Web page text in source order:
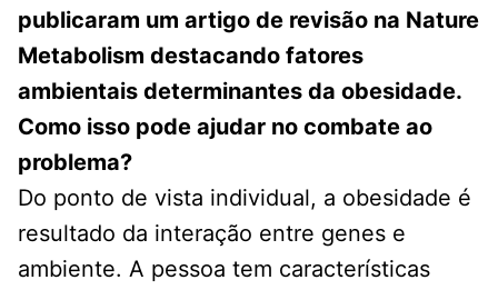
publicaram um artigo de revisão na Nature
Metabolism destacando fatores
ambientais determinantes da obesidade.
Como isso pode ajudar no combate ao
problema?
Do ponto de vista individual, a obesidade é
resultado da interação entre genes e
ambiente. A pessoa tem características